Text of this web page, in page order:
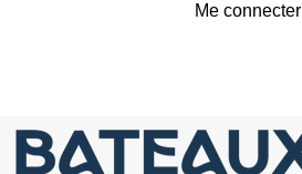
Me connecter